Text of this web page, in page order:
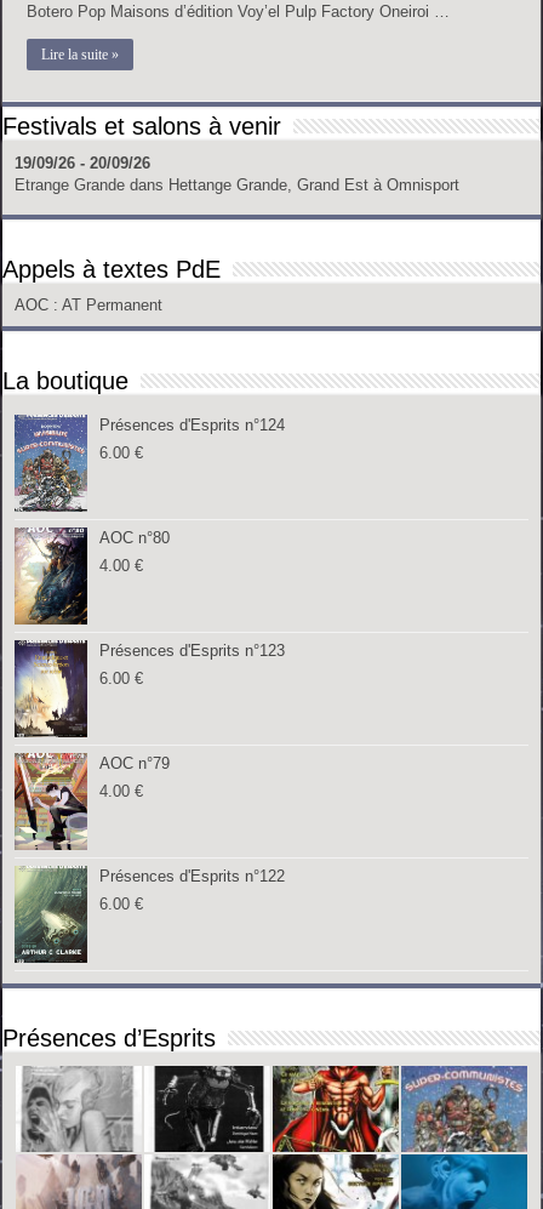
Botero Pop Maisons d’édition Voy’el Pulp Factory Oneiroi …
Lire la suite »
Festivals et salons à venir
19/09/26 - 20/09/26
Etrange Grande dans Hettange Grande, Grand Est à Omnisport
Appels à textes PdE
AOC : AT Permanent
La boutique
Présences d'Esprits n°124
6.00€
AOC n°80
4.00€
Présences d'Esprits n°123
6.00€
AOC n°79
4.00€
Présences d'Esprits n°122
6.00€
Présences d’Esprits